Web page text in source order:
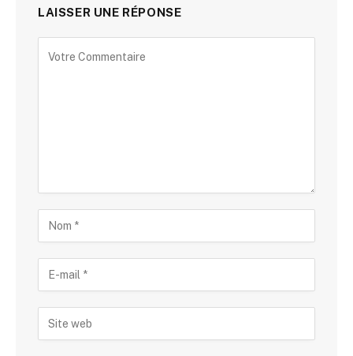
LAISSER UNE RÉPONSE